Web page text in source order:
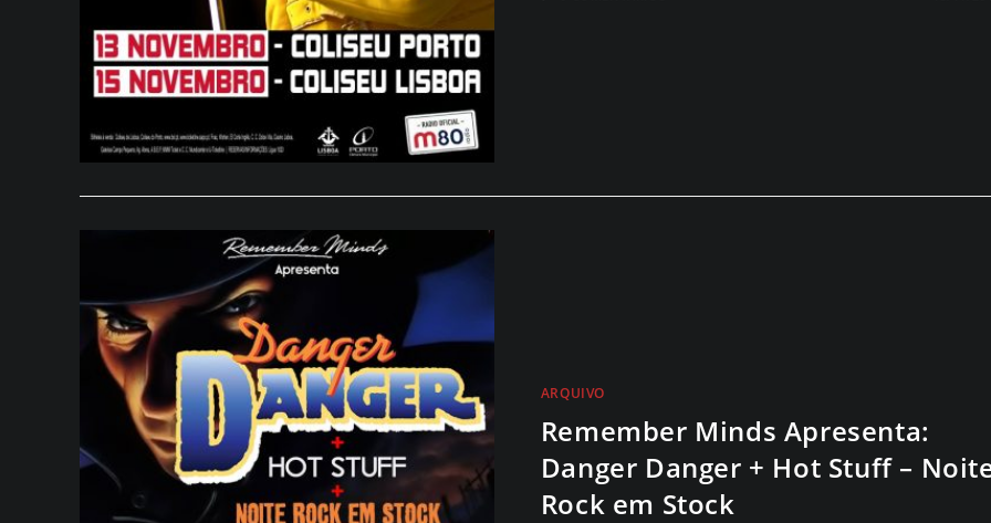
ARQUIVO
Remember Minds Apresenta:
Danger Danger + Hot Stuff –
Rock em Stock